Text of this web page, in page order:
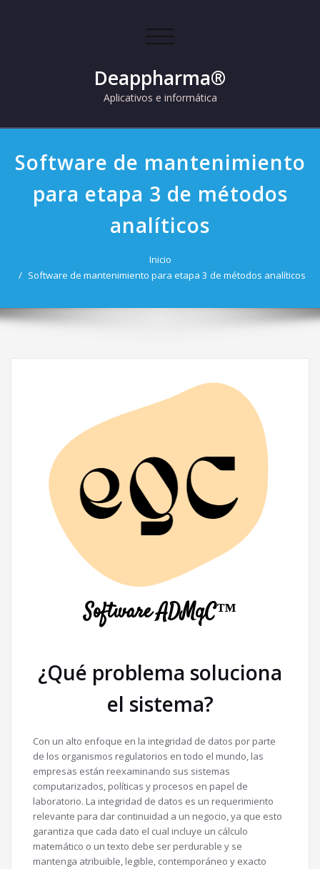
Cambiar
Deappharma®
Aplicativos e informática
Software de mantenimiento
para etapa 3 de métodos
analíticos
Inicio
Software de mantenimiento para etapa 3 de métodos analíticos
Software ADMqC™
¿Qué problema soluciona
el sistema?
Con un alto enfoque en la integridad de datos por parte
de los organismos regulatorios en todo el mundo, las
empresas están reexaminando sus sistemas
computarizados, políticas y procesos en papel de
laboratorio. La integridad de datos es un requerimiento
relevante para dar continuidad a un negocio, ya que esto
garantiza que cada dato el cual incluye un cálculo
matemático o un texto debe ser perdurable y se
mantenga atribuible, legible, contemporáneo y exacto